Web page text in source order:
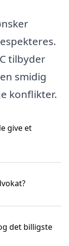
tilbyder
smidig
konflikter.
give et
det billigste